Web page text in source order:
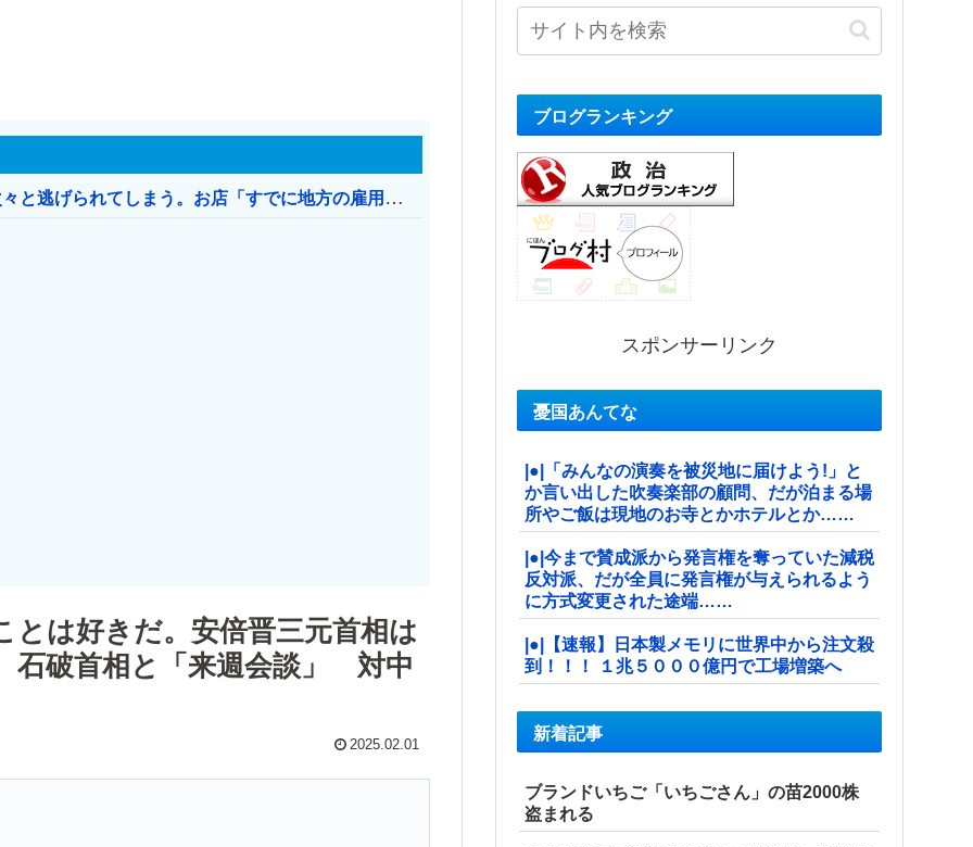
日本のお店、時給1500円でもミャンマー人に次々と逃げられてしまう。お店「すでに地方の雇用は崩壊」
とは好きだ。安倍晋三元首相は
破首相と「来週会談」 対中
2025.02.01
ブログランキング
スポンサーリンク
憂国あんてな
|●|「みんなの演奏を被災地に届けよう!」と
か言い出した吹奏楽部の顧問、だが泊まる場
所やご飯は現地のお寺とかホテルとか……
|●|今まで賛成派から発言権を奪っていた減税
反対派、だが全員に発言権が与えられるよう
に方式変更された途端……
|●|【速報】日本製メモリに世界中から注文殺
到！！！ １兆５０００億円で工場増築へ
新着記事
ブランドいちご「いちごさん」の苗2000株
盗まれる